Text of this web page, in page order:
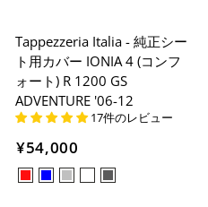
Tappezzeria Italia - 純正シー
ト用カバー IONIA 4 (コンフ
ォート) R 1200 GS
ADVENTURE '06-12
17件のレビュー
¥54,000